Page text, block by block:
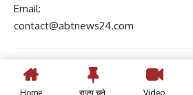
Email:
contact@abtnews24.com
Home राज्य चुने Video